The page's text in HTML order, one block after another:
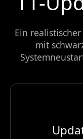
Ein
mit